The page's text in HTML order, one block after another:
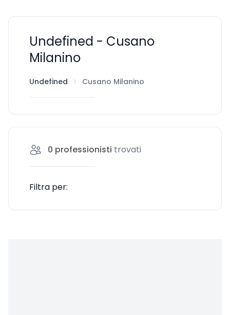
Undefined - Cusano
Milanino
Undefined Cusano Milanino
0 professionisti trovati
Filtra per: